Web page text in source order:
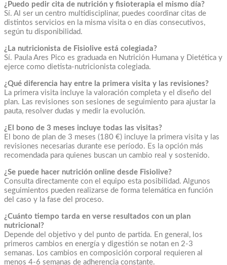
¿Puedo pedir cita de nutrición y fisioterapia el mismo día?
Sí. Al ser un centro multidisciplinar, puedes coordinar citas de
distintos servicios en la misma visita o en días consecutivos,
según tu disponibilidad.
¿La nutricionista de Fisiolive está colegiada?
Sí. Paula Ares Pico es graduada en Nutrición Humana y Dietética y
ejerce como dietista-nutricionista colegiada.
¿Qué diferencia hay entre la primera visita y las revisiones?
La primera visita incluye la valoración completa y el diseño del
plan. Las revisiones son sesiones de seguimiento para ajustar la
pauta, resolver dudas y medir la evolución.
¿El bono de 3 meses incluye todas las visitas?
El bono de plan de 3 meses (180 €) incluye la primera visita y las
revisiones necesarias durante ese período. Es la opción más
recomendada para quienes buscan un cambio real y sostenido.
¿Se puede hacer nutrición online desde Fisiolive?
Consulta directamente con el equipo esta posibilidad. Algunos
seguimientos pueden realizarse de forma telemática en función
del caso y la fase del proceso.
¿Cuánto tiempo tarda en verse resultados con un plan
nutricional?
Depende del objetivo y del punto de partida. En general, los
primeros cambios en energía y digestión se notan en 2-3
semanas. Los cambios en composición corporal requieren al
menos 4-6 semanas de adherencia constante.